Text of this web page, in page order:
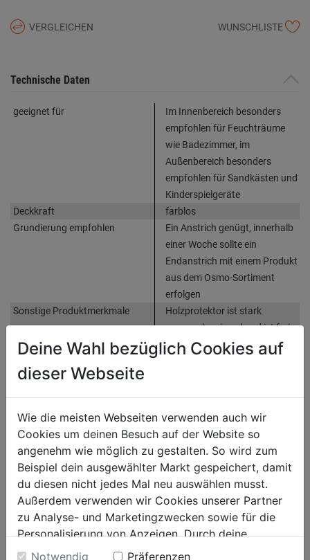
VERGLEICHEN WUNSCHLISTE
Technische Daten
geeignet für
Im Innenbereich besonders
empfohlen für Feuchträume
wie Badezimmer, im
Außenbereich besonders
empfohlen für Sandkästen und
Kinderspielgeräte
Deckkraft
farblos
Grundierung empfohlen
Ein Anstrich genügt, innerhalb
einer Woche sollte ein
Endanstrich mit einem Produkt
aus dem Osmo-Sortiment
erfolgen
Sonstige Produktmerkmale
Holzprotektor ist stark
wasserabweisend und ist frei
von organischen Bioziden
HERSTELLERINFORMATIONEN
WEITERE PRODUKTE AUS DIESER
KATEGORIE
Deine Wahl bezüglich Cookies auf
dieser Webseite
Wie die meisten Webseiten verwenden auch wir
Cookies um deinen Besuch auf der Website so
angenehm wie möglich zu gestalten. So wird zum
Beispiel dein ausgewählter Markt gespeichert, damit
du diesen nicht jedes Mal neu auswählen musst.
Außerdem verwenden wir Cookies unserer Partner
zu Analyse- und Marketingzwecken sowie für die
Personalisierung von Anzeigen. Durch deine
Einwilligung werden die Daten von Drittanbieter,
Notwendig
Präferenzen